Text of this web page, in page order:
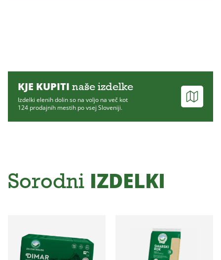
KJE KUPITI naše izdelke
Izdelki elenih dolin so na voljo na več kot
124 prodajnih mestih po vsej Sloveniji.
Sorodni IZDELKI